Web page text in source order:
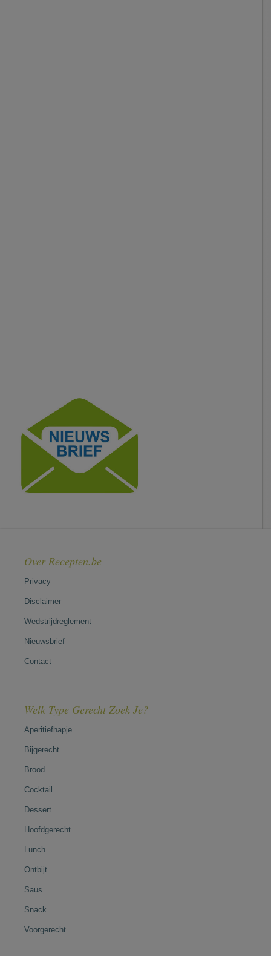
Over Recepten.be
Privacy
Disclaimer
Wedstrijdreglement
Nieuwsbrief
Contact
Welk Type Gerecht Zoek Je?
Aperitiefhapje
Bijgerecht
Brood
Cocktail
Dessert
Hoofdgerecht
Lunch
Ontbijt
Saus
Snack
Voorgerecht